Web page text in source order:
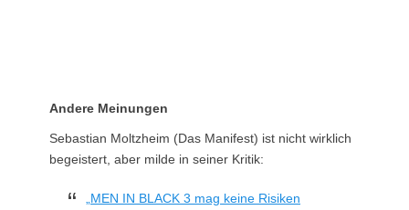
Andere Meinungen
Sebastian Moltzheim (Das Manifest) ist nicht wirklich
begeistert, aber milde in seiner Kritik:
„MEN IN BLACK 3 mag keine Risiken